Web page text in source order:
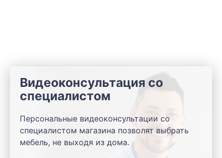
Видеоконсультация со
специалистом
Персональные видеоконсультации со
специалистом магазина позволят выбрать
мебель, не выходя из дома.